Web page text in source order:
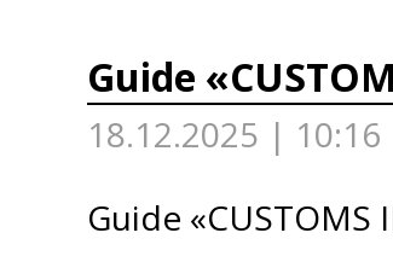
Guide
18.12.2025 | 10:16
Guide «CUSTOMS